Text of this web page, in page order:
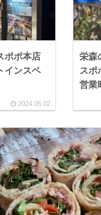
ポポ本店
インスペ
2024.05.02
栄森
スポ
営業